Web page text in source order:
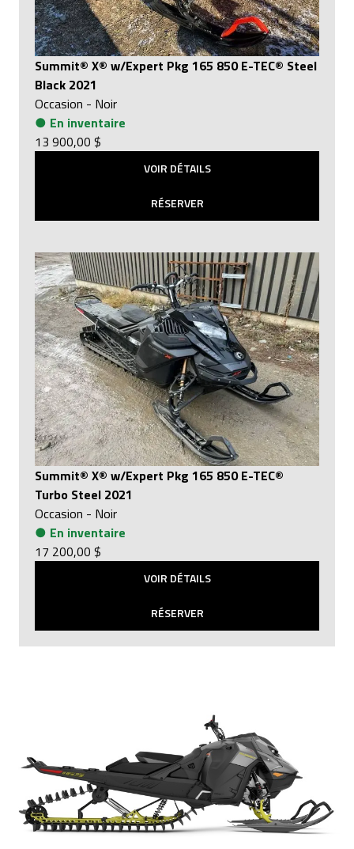
Summit® X® w/Expert Pkg 165 850 E-TEC® Steel
Black 2021
Occasion - Noir
● En inventaire
13 900,00 $
VOIR DÉTAILS
RÉSERVER
Summit® X® w/Expert Pkg 165 850 E-TEC®
Turbo Steel 2021
Occasion - Noir
● En inventaire
17 200,00 $
VOIR DÉTAILS
RÉSERVER